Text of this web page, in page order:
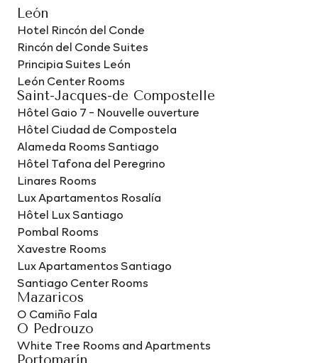
León
Hotel Rincón del Conde
Rincón del Conde Suites
Principia Suites León
León Center Rooms
Saint-Jacques-de Compostelle
Hôtel Gaio 7 - Nouvelle ouverture
Hôtel Ciudad de Compostela
Alameda Rooms Santiago
Hôtel Tafona del Peregrino
Linares Rooms
Lux Apartamentos Rosalía
Hôtel Lux Santiago
Pombal Rooms
Xavestre Rooms
Lux Apartamentos Santiago
Santiago Center Rooms
Mazaricos
O Camiño Fala
O Pedrouzo
White Tree Rooms and Apartments